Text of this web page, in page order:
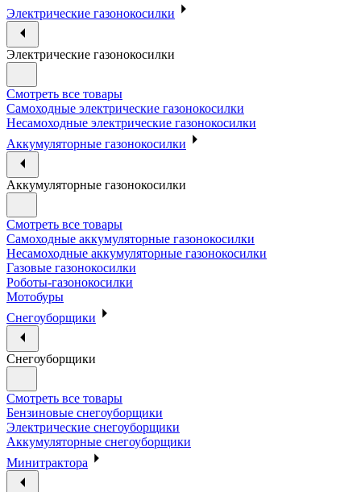
Электрические газонокосилки
Электрические газонокосилки
Смотреть все товары
Самоходные электрические газонокосилки
Несамоходные электрические газонокосилки
Аккумуляторные газонокосилки
Аккумуляторные газонокосилки
Смотреть все товары
Самоходные аккумуляторные газонокосилки
Несамоходные аккумуляторные газонокосилки
Газовые газонокосилки
Роботы-газонокосилки
Мотобуры
Снегоуборщики
Снегоуборщики
Смотреть все товары
Бензиновые снегоуборщики
Электрические снегоуборщики
Аккумуляторные снегоуборщики
Минитрактора